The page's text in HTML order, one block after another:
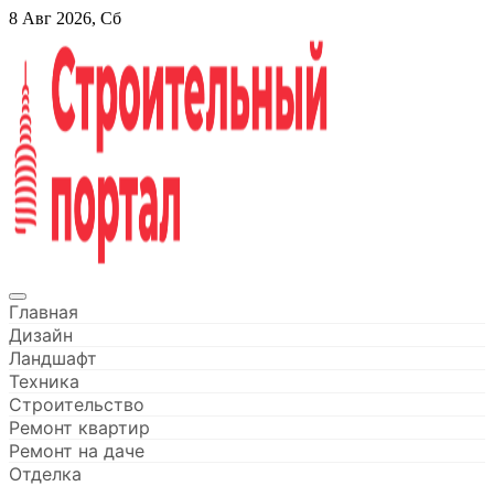
Перейти
содержанию
8 Авг 2026, Сб
Строительный портал
Главная
Дизайн
Ландшафт
Техника
Строительство
Ремонт квартир
Ремонт на даче
Отделка